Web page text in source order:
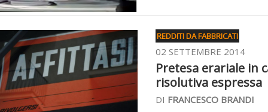
REDDITI DA FABBRICATI
02 SETTEMBRE 2014
Pretesa erariale in
risolutiva espressa
DI FRANCESCO BRANDI